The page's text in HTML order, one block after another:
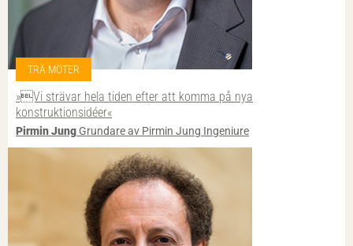
TRÄ MÖTER
»Vi strävar hela tiden efter att komma på nya
konstruktionsidéer«
Pirmin JungGrundare av Pirmin Jung Ingeniure